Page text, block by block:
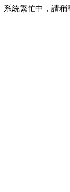
系統繁忙中，請稍